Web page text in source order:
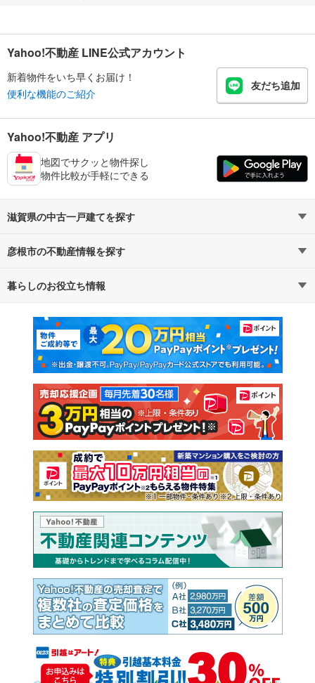
Yahoo!不動産 LINE公式アカウント
新着物件をいち早くお届け！
便利な機能のご紹介
友だち追加
Yahoo!不動産 アプリ
地図でサクッと物件探し
物件比較が手軽にできる
滋賀県の中古一戸建てを探す
路線・駅から探す
通勤・通学時間から探す
彦根市の不動産情報を探す
不動産・住宅
新築マンション 中古マンション
新築一戸建て 中古一戸建て
注文住宅 土地
売却査定
暮らしのお役立ち情報
マンションカタログ 教えて！住まいの先生